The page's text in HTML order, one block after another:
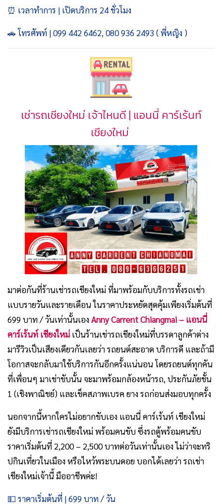
⏰ เวลาทำการ | เปิดบริการ 24 ชั่วโมง
🚗 โทรศัพท์ | 099 442 6462, 080 936 2493 ( พี่หญิง )
เช่ารถเชียงใหม่ เจ้าไหนดี | แอนนี่ คาร์เร้นท์
เชียงใหม่
มาต่อกันที่ร้านเช่ารถเชียงใหม่ ที่มาพร้อมกับบริการทั้งรถเช่า
แบบรายวันและรายเดือน ในราคาประหยัดสุดคุ้มเพียงเริ่มต้นที่
699 บาท / วันเท่านั้นเองAnny Carrent Chiangmai – แอนนี่
คาร์เร้นท์ เชียงใหม่ เป็นร้านเช่ารถเชียงใหม่ที่บรรดาลูกค้าต่าง
มารีวิวเป็นเสียงเดียวกันเลยว่า รถยนต์สะอาด บริการดี และถ้ามี
โอกาสจะกลับมาใช้บริการกันอีกครั้งแน่นอน โดยรถยนต์ทุกคัน
ที่เพื่อนๆ มาเช่าขับนั้น จะมาพร้อมกล้องหน้ารถ, ประกันภัยชั้น
1 (เชิงพาณิชย์) และเช็คสภาพเบรค ยาง รถก่อนส่งมอบทุกครั้ง
นอกจากนี้หากใครไม่อยากขับเอง แอนนี่ คาร์เร้นท์ เชียงใหม่
ยังมีบริการเช่ารถเชียงใหม่ พร้อมคนขับ ซึ่งรถตู้พร้อมคนขับ
ราคาเริ่มต้นที่ 2,200 – 2,500 บาทต่อวันเท่านั้นเอง ไม่ว่าจะทริ
ปกินเที่ยวในเมือง หรือไหว้พระบนดอย บอกได้เลยว่า รถเช่า
เชียงใหม่เจ้านี้ มืออาชีพค่ะ!
💵 ราคาเริ่มต้นที่ | 699 บาท / วัน